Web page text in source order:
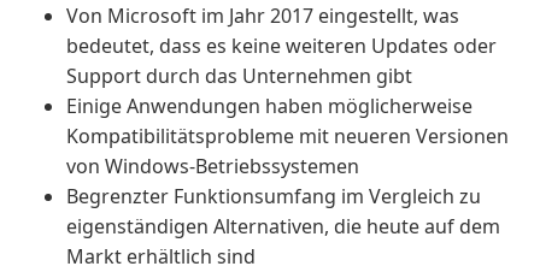
Von Microsoft im Jahr 2017 eingestellt, was
bedeutet, dass es keine weiteren Updates oder
Support durch das Unternehmen gibt
Einige Anwendungen haben möglicherweise
Kompatibilitätsprobleme mit neueren Versionen
von Windows-Betriebssystemen
Begrenzter Funktionsumfang im Vergleich zu
eigenständigen Alternativen, die heute auf dem
Markt erhältlich sind